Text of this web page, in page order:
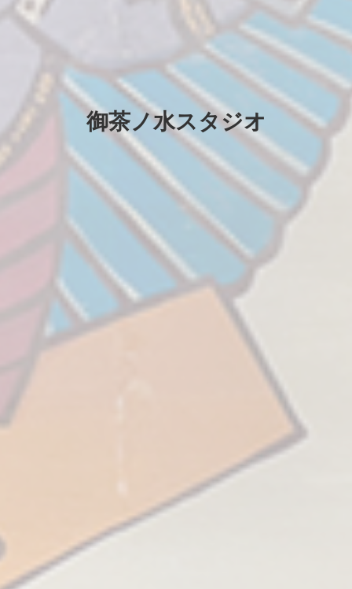
御茶ノ水スタジオ